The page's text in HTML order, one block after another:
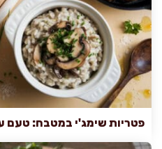
פטריות שימג'י במטבח: טעם